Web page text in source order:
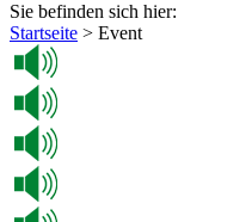
Sie befinden sich hier:
Startseite > Event